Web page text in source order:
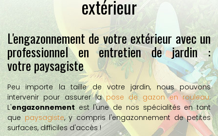
extérieur
L'engazonnement de votre extérieur avec un
professionnel en entretien de jardin :
votre paysagiste
Peu importe la taille de votre jardin, nous pouvons
intervenir pour assurer lapose de gazon en rouleau.
L'engazonnement est l'une de nos spécialités en tant
que paysagiste, y compris l'engazonnement de petites
surfaces, difficiles d'accès !